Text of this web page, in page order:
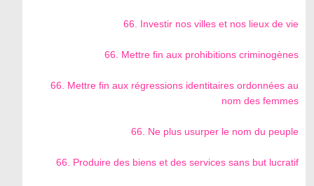
66. Investir nos villes et nos lieux de vie
66. Mettre fin aux prohibitions criminogènes
66. Mettre fin aux régressions identitaires ordonnées au
nom des femmes
66. Ne plus usurper le nom du peuple
66. Produire des biens et des services sans but lucratif